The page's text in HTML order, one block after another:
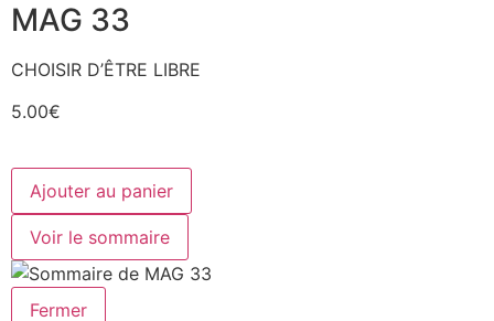
MAG 33
CHOISIR D’ÊTRE LIBRE
5.00€
Ajouter au panier
Voir le sommaire
Fermer